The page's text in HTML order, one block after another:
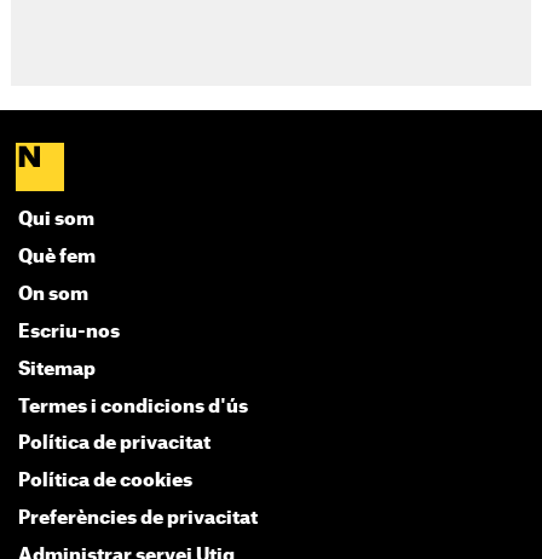
Qui som
Què fem
On som
Escriu-nos
Sitemap
Termes i condicions d'ús
Política de privacitat
Política de cookies
Preferències de privacitat